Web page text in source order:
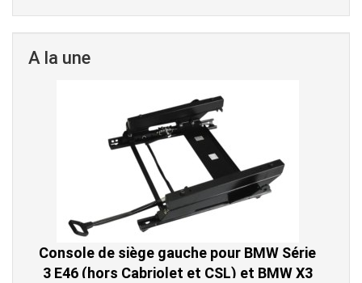
A la une
Console de siège gauche pour BMW Série
3 E46 (hors Cabriolet et CSL) et BMW X3